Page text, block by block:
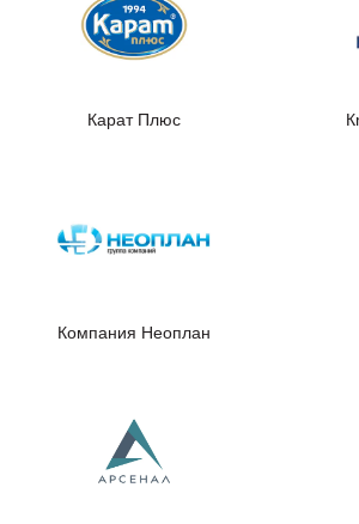
Карат Плюс
Компания Неоплан